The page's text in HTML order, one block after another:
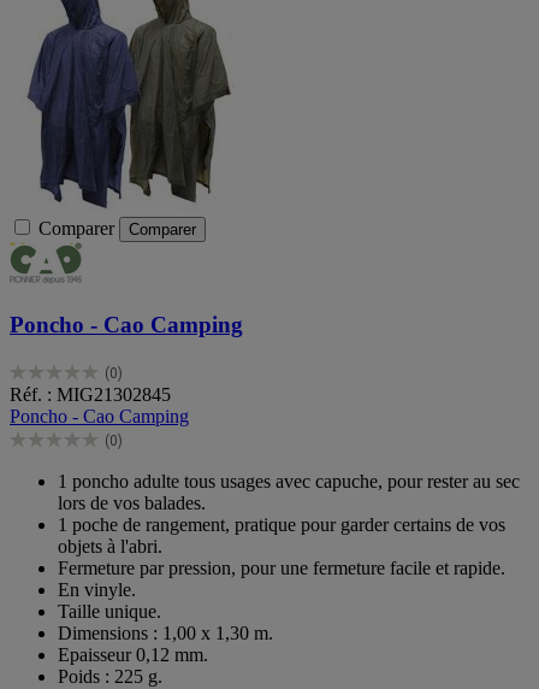
Comparer Comparer
Poncho - Cao Camping
(0)
0.0
sur
5
étoiles.
Réf. : MIG21302845
Poncho - Cao Camping
(0)
0.0
étoiles.
1 poncho adulte tous usages avec capuche, pour rester au sec
lors de vos balades.
1 poche de rangement, pratique pour garder certains de vos
objets à l'abri.
Fermeture par pression, pour une fermeture facile et rapide.
En vinyle.
Taille unique.
Dimensions : 1,00 x 1,30 m.
Epaisseur 0,12 mm.
Poids : 225 g.